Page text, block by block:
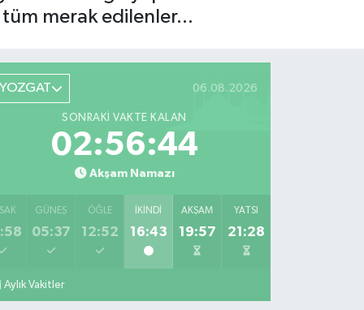
tüm merak edilenler...
YOZGAT 06.08.2026
SONRAKI VAKTE KALAN
02:56:44
Akşam Namazı
GÜNEŞ
05:37
ÖĞLE
12:52
İKINDI
16:43
AKŞAM
19:57
YATSI
21:28
Aylık Vakitler